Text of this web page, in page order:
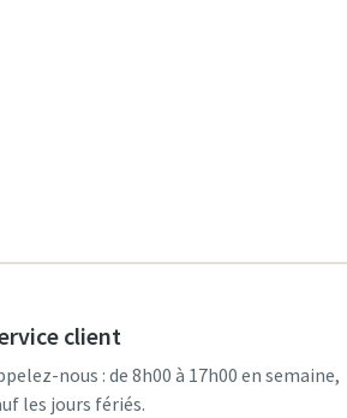
client
nous : de 8h00 à 17h00 en semaine,
les jours fériés.